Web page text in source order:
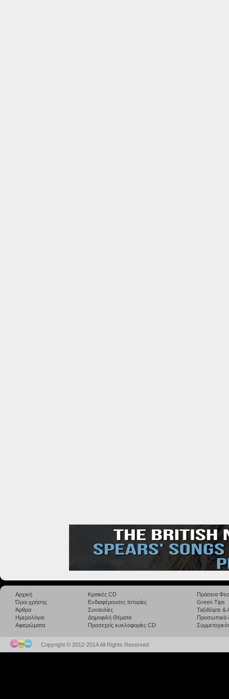
Αρχική
Όροι χρήσης
Άρθρα
Ημερολόγιο
Αφιερώματα
Κριτικές CD
Ενδιαφέρουσες Ιστορίες
Συναυλίες
Δημοφιλή Θέματα
Προσεχείς κυκλοφορίες CD
Πράσινα
Green Tips
Taξιδέψτε
Προσωπικά
Copyright © 2012-2014 All Rights Reserved